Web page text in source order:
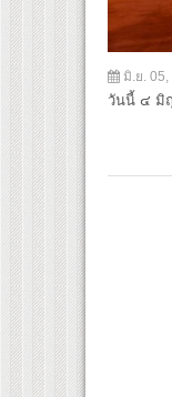
มิ.ย. 05,
วันนี้ ๔ มิ